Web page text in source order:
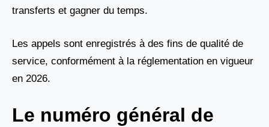
transferts et gagner du temps.
Les appels sont enregistrés à des fins de qualité de
service, conformément à la réglementation en vigueur
en 2026.
Le numéro général de